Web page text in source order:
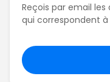
Reçois par email
qui correspondent